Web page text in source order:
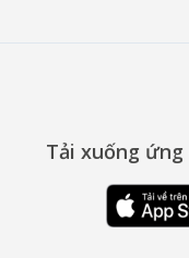
Tải xuống ứng